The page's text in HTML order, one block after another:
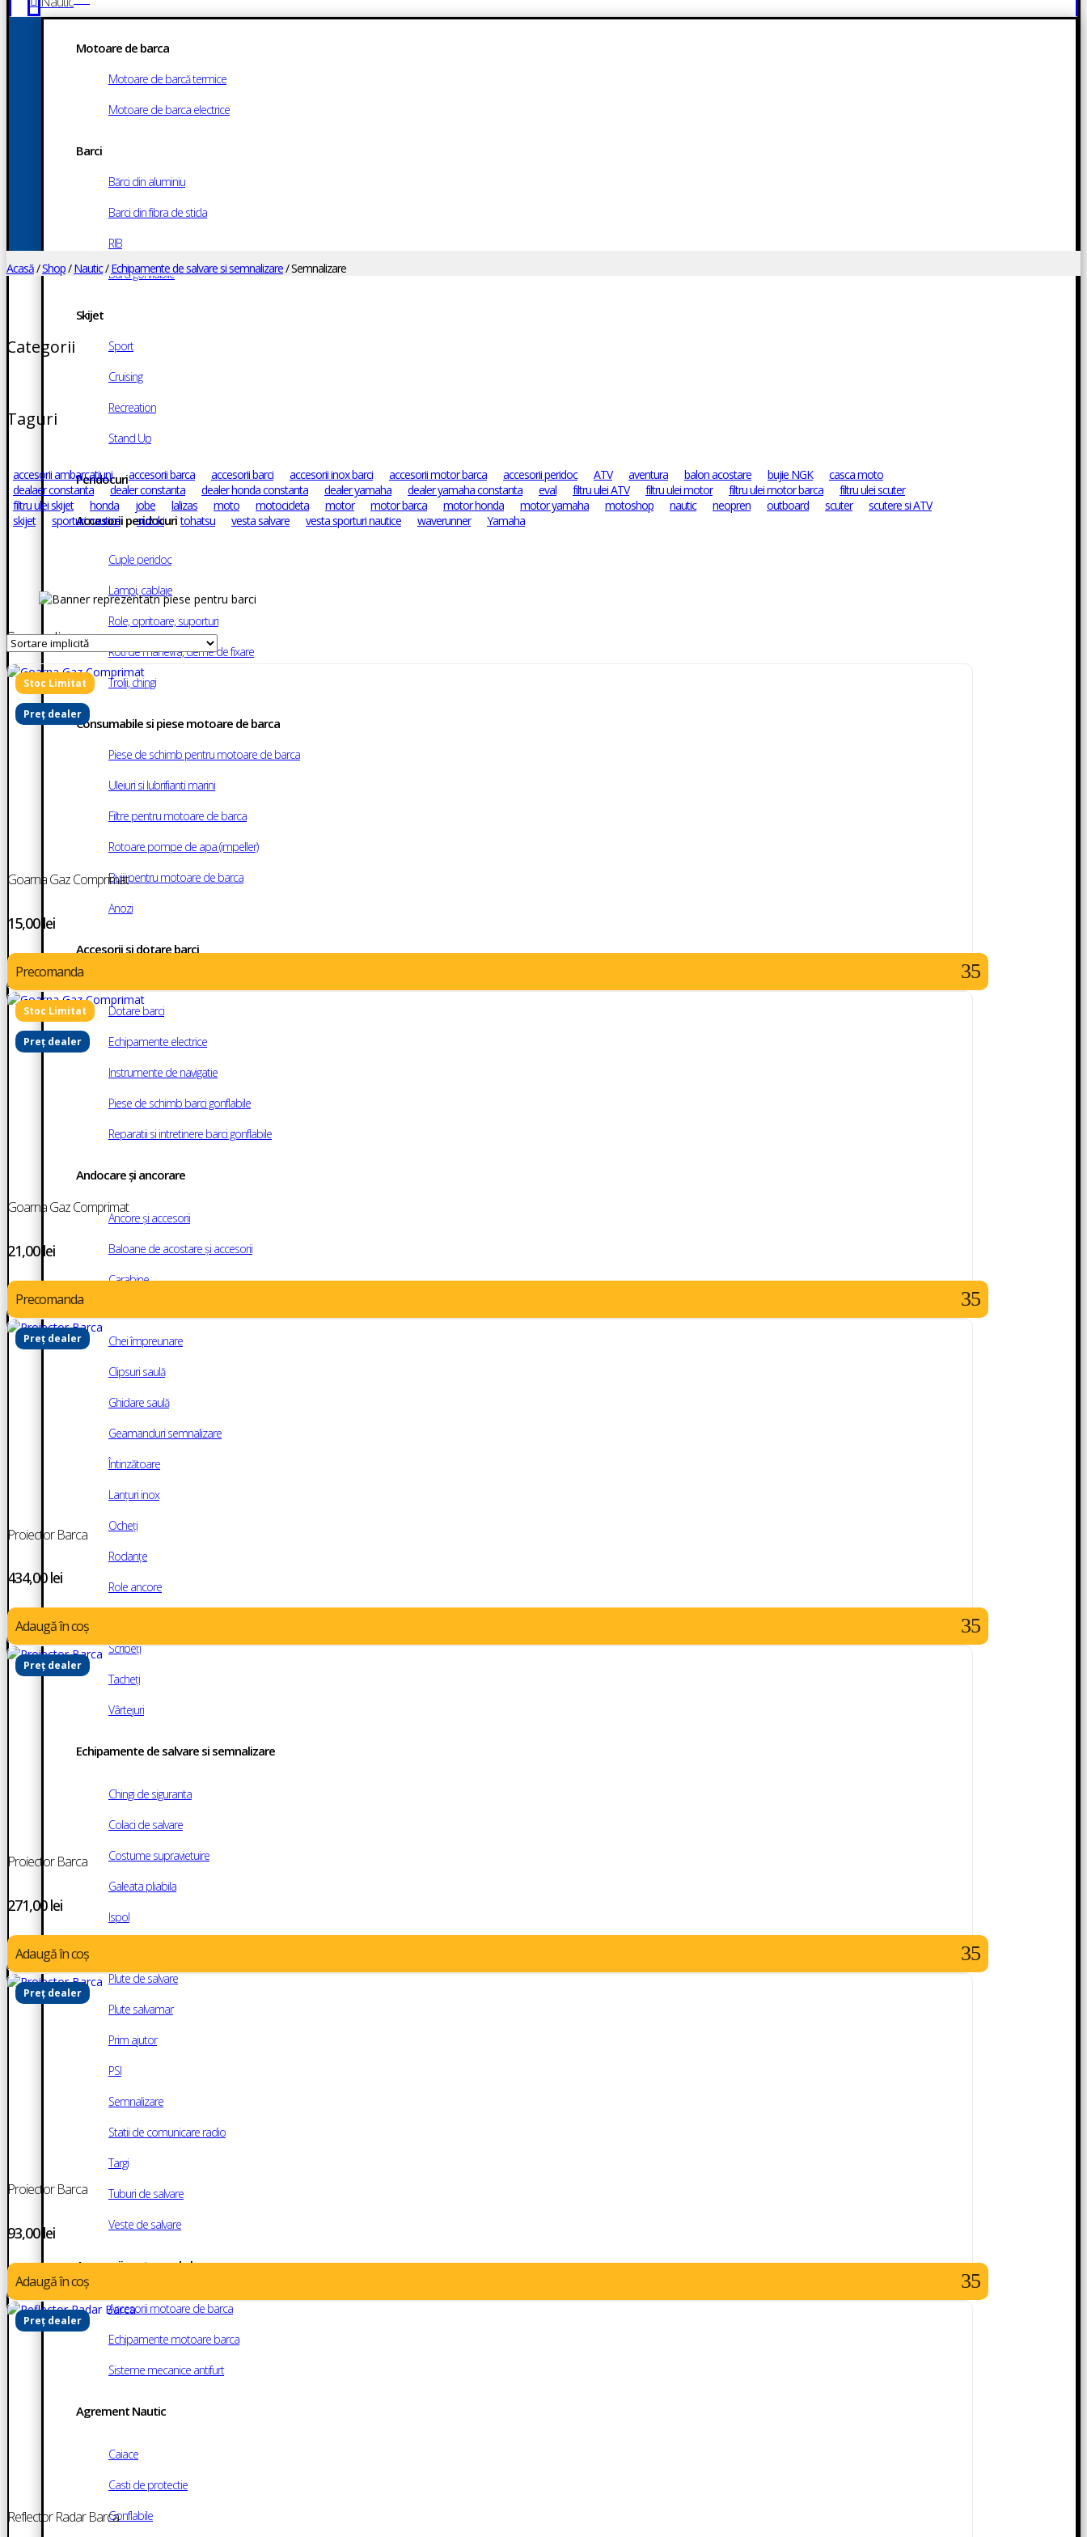
Motoare de barca
Motoare de barcă termice
Motoare de barca electrice
Barci
Bărci din aluminiu
Barci din fibra de sticla
RIB
Barci gonflabile
Skijet
Sport
Cruising
Recreation
Stand Up
Peridocuri
Accesorii peridocuri
Cuple peridoc
Lampi, cablaje
Role, opritoare, suporturi
Roti de manevra, cleme de fixare
Trolii, chingi
Consumabile si piese motoare de barca
Piese de schimb pentru motoare de barca
Uleiuri si lubrifianti marini
Filtre pentru motoare de barca
Rotoare pompe de apa (impeller)
Bujii pentru motoare de barca
Anozi
Accesorii si dotare barci
Dotare barci
Echipamente electrice
Instrumente de navigatie
Piese de schimb barci gonflabile
Reparatii si intretinere barci gonflabile
Andocare și ancorare
Ancore și accesorii
Baloane de acostare și accesorii
Carabine
Chei împreunare
Clipsuri saulă
Ghidare saulă
Geamanduri semnalizare
Întinzătoare
Lanțuri inox
Ocheți
Rodanțe
Role ancore
Scripeți
Tacheți
Vârtejuri
Echipamente de salvare si semnalizare
Chingi de siguranta
Colaci de salvare
Costume supravietuire
Galeata pliabila
Ispol
Plute de salvare
Plute salvamar
Prim ajutor
PSI
Semnalizare
Statii de comunicare radio
Targi
Tuburi de salvare
Veste de salvare
Accesorii motoare de barca
Accesorii motoare de barca
Echipamente motoare barca
Sisteme mecanice antifurt
Agrement Nautic
Caiace
Casti de protectie
Gonflabile
Branduri Motoare de Barca
Barci
Motociclete
ATV-uri
Contact
Acasă/Shop/Nautic/Echipamente de salvare si semnalizare/ Semnalizare
Categorii
Taguri
accesorii ambarcatiuni accesorii barca accesorii barci accesorii inox barci accesorii motor barca accesorii peridoc ATV aventura balon acostare bujie NGK
casca moto
dealaer constanta
dealer constanta dealer honda constanta dealer yamaha dealer yamaha constanta eval filtru ulei ATV filtru ulei motor filtru ulei motor barca
filtru ulei scuter
filtru ulei skijet
honda jobe lalizas moto motocicleta motor motor barca motor honda motor yamaha motoshop nautic neopren outboard scuter
scutere si ATV
skijet
sporturi nautice suzuki tohatsu vesta salvare vesta sporturi nautice waverunner Yamaha
Semnalizare
Preț dealer
Goarna Gaz Comprimat
15,00lei
Precomanda
Preț dealer
Goarna Gaz Comprimat
21,00lei
Precomanda
Preț dealer
Proiector Barca
434,00lei
Adaugă în coș
Preț dealer
Proiector Barca
271,00lei
Adaugă în coș
Preț dealer
Proiector Barca
93,00lei
Adaugă în coș
Preț dealer
Reflector Radar Barca